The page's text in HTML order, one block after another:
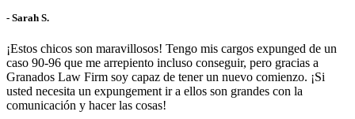
- Sarah S.
¡Estos chicos son maravillosos! Tengo mis cargos expunged de un
caso 90-96 que me arrepiento incluso conseguir, pero gracias a
Granados Law Firm soy capaz de tener un nuevo comienzo. ¡Si
usted necesita un expungement ir a ellos son grandes con la
comunicación y hacer las cosas!